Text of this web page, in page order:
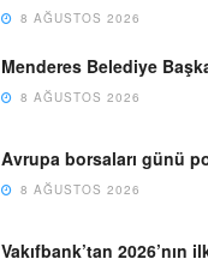
8 AĞUSTOS 2026
Menderes Belediye
8 AĞUSTOS 2026
Avrupa borsaları günü
8 AĞUSTOS 2026
Vakıfbank’tan 2026’nın